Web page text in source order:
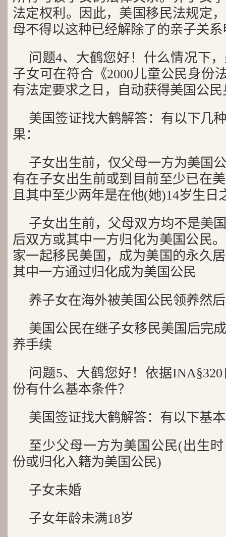
法定权利。因此，美国移民法规定
母不得以这种已经解除了的亲子关
问题4、大鹤您好！什么情况下
子女可在符合《2000儿童公民身份
有法定要求之日，自动获得美国公民
美国签证找大鹤解答：有以下几
果：
子女出生前，仅父母一方为美国
有在子女出生前或到目前至少已在
且其中至少两年是在他(她)14岁生日
子女出生前，父母双方均不是美
后双方或其中一方归化为美国公民
家一起移民美国，成为美国的永久
其中一方通过归化成为美国公民
养子女在海外被美国公民领养然
美国公民在继子女移民美国后完
养手续
问题5、大鹤您好！依据
份有什么基本条件？
美国签证找大鹤解答：有以下基
至少父母一方为美国公民(出生
份或归化入籍为美国公民)
子女未婚
子女年龄未满18岁